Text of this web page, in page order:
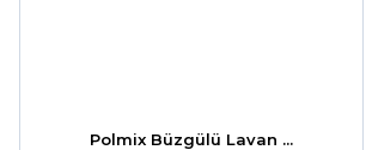
Polmix Büzgülü Lavan ...